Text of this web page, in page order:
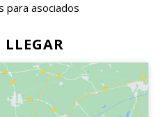
para asociados
LLEGAR